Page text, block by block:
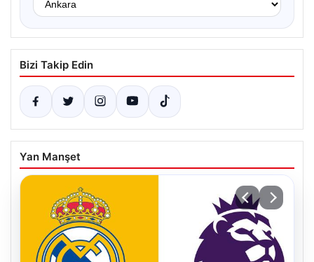
Bizi Takip Edin
Yan Manşet